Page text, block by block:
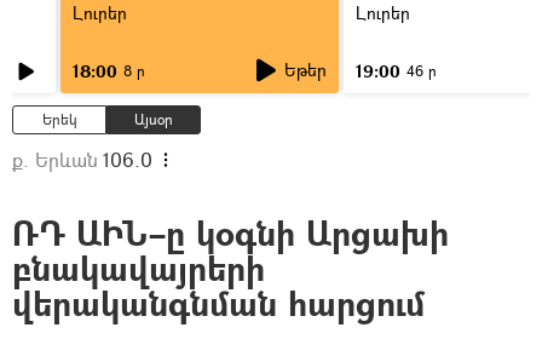
Լուրեր
18:00 8 ր Եթեր
Լուրեր
19:00 46 ր
Երեկ Այսօր
ք. Երևան 106.0
ՌԴ ԱԻՆ–ը կօգնի Արցախի
բնակավայրերի
վերականգնման հարցում